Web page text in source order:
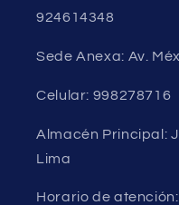
924614348
Sede Anexa: Av.
Celular: 998278716
Almacén Principal:
Lima
Horario de atención: